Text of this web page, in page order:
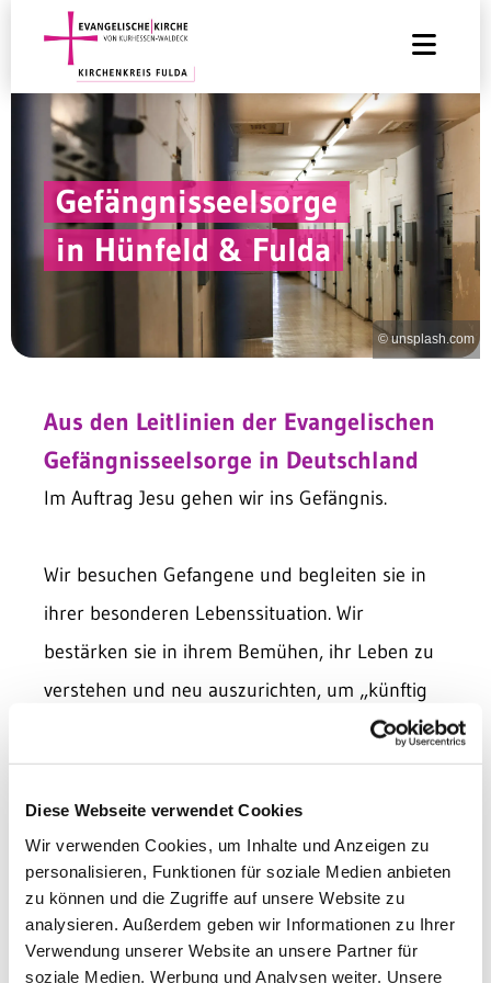
Diese Webseite verwendet Cookies
Wir verwenden Cookies, um Inhalte und Anzeigen zu
personalisieren, Funktionen für soziale Medien anbieten
zu können und die Zugriffe auf unsere Website zu
analysieren. Außerdem geben wir Informationen zu Ihrer
Verwendung unserer Website an unsere Partner für
soziale Medien, Werbung und Analysen weiter. Unsere
Gefängnisseelsorge
in Hünfeld & Fulda
© unsplash.com
Aus den Leitlinien der Evangelischen
Gefängnisseelsorge in Deutschland
Im Auftrag Jesu gehen wir ins Gefängnis.
Wir besuchen Gefangene und begleiten sie in
ihrer besonderen Lebenssituation. Wir
bestärken sie in ihrem Bemühen, ihr Leben zu
verstehen und neu auszurichten, um „künftig
ein Leben ohne Straftaten führen zu können“.
(§2 Strafvollzugsgesetz)
Wir sind für Angehörige da.
Wir sind Ansprechpartnerinnen und
Ansprechpartner für Menschen, die im
Gefängnis arbeiten.